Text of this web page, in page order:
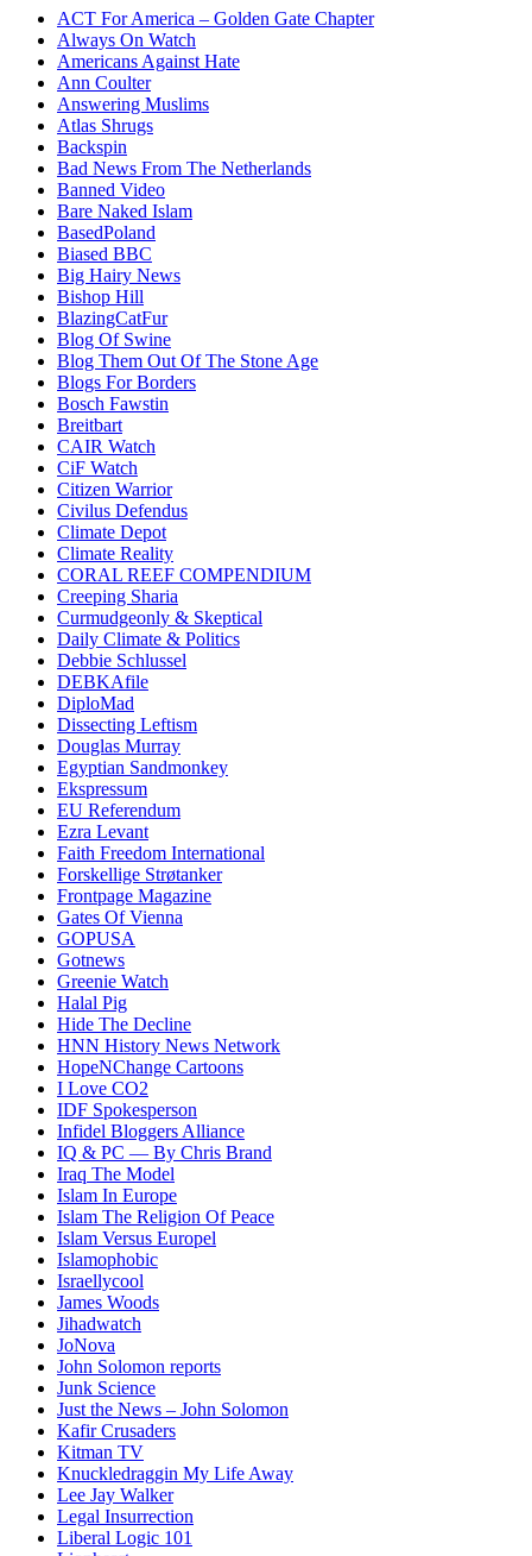
ACT For America – Golden Gate Chapter
Always On Watch
Americans Against Hate
Ann Coulter
Answering Muslims
Atlas Shrugs
Backspin
Bad News From The Netherlands
Banned Video
Bare Naked Islam
BasedPoland
Biased BBC
Big Hairy News
Bishop Hill
BlazingCatFur
Blog Of Swine
Blog Them Out Of The Stone Age
Blogs For Borders
Bosch Fawstin
Breitbart
CAIR Watch
CiF Watch
Citizen Warrior
Civilus Defendus
Climate Depot
Climate Reality
CORAL REEF COMPENDIUM
Creeping Sharia
Curmudgeonly & Skeptical
Daily Climate & Politics
Debbie Schlussel
DEBKAfile
DiploMad
Dissecting Leftism
Douglas Murray
Egyptian Sandmonkey
Ekspressum
EU Referendum
Ezra Levant
Faith Freedom International
Forskellige Strøtanker
Frontpage Magazine
Gates Of Vienna
GOPUSA
Gotnews
Greenie Watch
Halal Pig
Hide The Decline
HNN History News Network
HopeNChange Cartoons
I Love CO2
IDF Spokesperson
Infidel Bloggers Alliance
IQ & PC — By Chris Brand
Iraq The Model
Islam In Europe
Islam The Religion Of Peace
Islam Versus Europel
Islamophobic
Israellycool
James Woods
Jihadwatch
JoNova
John Solomon reports
Junk Science
Just the News – John Solomon
Kafir Crusaders
Kitman TV
Knuckledraggin My Life Away
Lee Jay Walker
Legal Insurrection
Liberal Logic 101